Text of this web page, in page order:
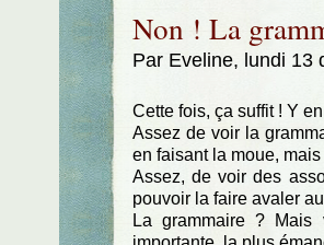
Non ! La
Par Eveline, lundi 13
Cette fois, ça suffit ! Y
Assez de voir la
en faisant la moue,
Assez, de voir des
pouvoir la faire avaler
La grammaire ? Mais